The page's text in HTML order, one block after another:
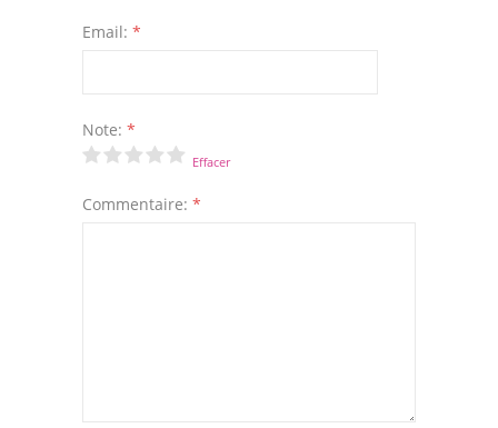
Email: *
Note: *
Effacer
Commentaire: *